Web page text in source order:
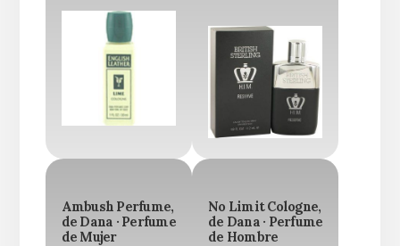
Ambush Perfume,
de Dana · Perfume
de Mujer
No Limit Cologne,
de Dana · Perfume
de Hombre